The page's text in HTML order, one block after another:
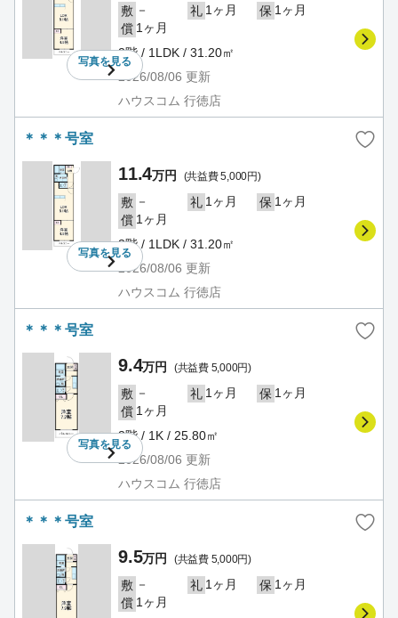
写真を見る
敷 － 礼 1ヶ月 保 1ヶ月
償 1ヶ月
2階 / 1LDK / 31.20㎡
2026/08/06 更新
ハウスコム 行徳店
＊＊＊号室
写真を見る
11.4万円 (共益費 5,000円)
敷 － 礼 1ヶ月 保 1ヶ月
償 1ヶ月
3階 / 1LDK / 31.20㎡
2026/08/06 更新
ハウスコム 行徳店
＊＊＊号室
写真を見る
9.4万円 (共益費 5,000円)
敷 － 礼 1ヶ月 保 1ヶ月
償 1ヶ月
3階 / 1K / 25.80㎡
2026/08/06 更新
ハウスコム 行徳店
＊＊＊号室
9.5万円 (共益費 5,000円)
敷 － 礼 1ヶ月 保 1ヶ月
償 1ヶ月